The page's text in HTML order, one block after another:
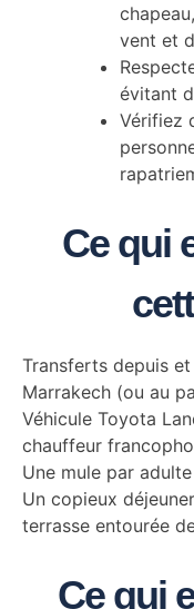
vent et
évitant
Vérifiez
Ce qui
Transferts depuis
Marrakech (ou au
Véhicule Toyota
chauffeur
Une mule par
Un copieux
terrasse entourée
Ce qui